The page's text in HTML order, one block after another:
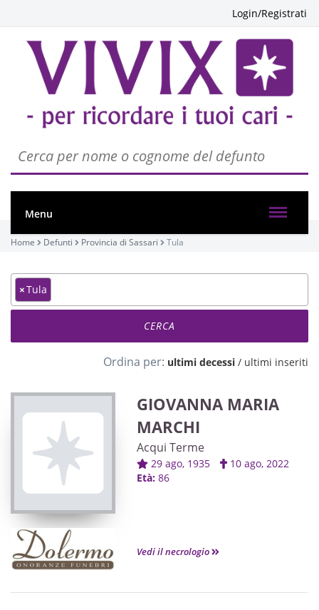
Login/Registrati
Menu
Home Defunti Provincia di Sassari Tula
×Tula
Ordina per: ultimi decessi / ultimi inseriti
GIOVANNA MARIA
MARCHI
Acqui Terme
29 ago, 1935
10 ago, 2022
Età: 86
Vedi il necrologio